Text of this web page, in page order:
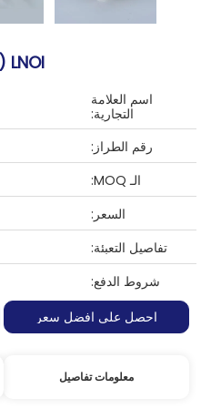
LNOI (نيوبات الليثيوم على العازل)
اسم العلامة
التجارية:
رقم الطراز:
الـ MOQ:
السعر:
تفاصيل التعبئة:
شروط الدفع:
احصل على افضل سعر
معلومات تفاصيل